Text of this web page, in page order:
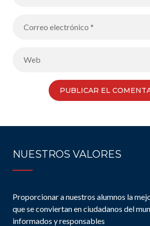
NUESTROS VALORES
Proporcionar a nuestros alumnos la
que se conviertan en ciudadanos del
informados y responsables